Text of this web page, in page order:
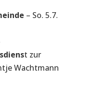
– So. 5.7.
t zur
Wachtmann